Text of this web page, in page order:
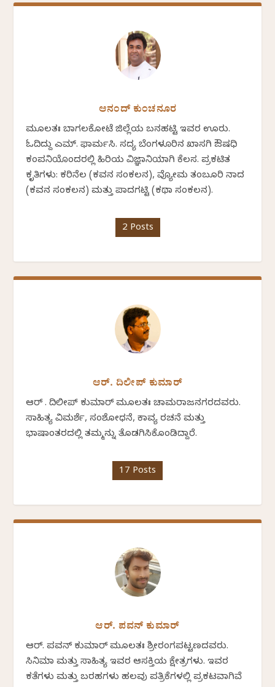
ಆನಂದ್ ಕುಂಚನೂರ
ಮೂಲತಃ ಬಾಗಲಕೋಟೆ ಜಿಲ್ಲೆಯ ಬನಹಟ್ಟಿ ಇವರ ಊರು.
ಓದಿದ್ದು ಎಮ್. ಫಾರ್ಮಸಿ. ಸದ್ಯ ಬೆಂಗಳೂರಿನ ಖಾಸಗಿ ಔಷಧಿ
ಕಂಪನಿಯೊಂದರಲ್ಲಿ ಹಿರಿಯ ವಿಜ್ಞಾನಿಯಾಗಿ ಕೆಲಸ. ಪ್ರಕಟಿತ
ಕೃತಿಗಳು: ಕರಿನೆಲ (ಕವನ ಸಂಕಲನ), ವ್ಯೋಮ ತಂಬೂರಿ ನಾದ
(ಕವನ ಸಂಕಲನ) ಮತ್ತು ಪಾದಗಟ್ಟಿ (ಕಥಾ ಸಂಕಲನ).
2 Posts
ಆರ್. ದಿಲೀಪ್ ಕುಮಾರ್
ಆರ್ . ದಿಲೀಪ್ ಕುಮಾರ್ ಮೂಲತಃ ಚಾಮರಾಜನಗರದವರು.
ಸಾಹಿತ್ಯ ವಿಮರ್ಶೆ, ಸಂಶೋಧನೆ, ಕಾವ್ಯ ರಚನೆ ಮತ್ತು
ಭಾಷಾಂತರದಲ್ಲಿ ತಮ್ಮನ್ನು ತೊಡಗಿಸಿಕೊಂಡಿದ್ದಾರೆ.
17 Posts
ಆರ್. ಪವನ್‌ ಕುಮಾರ್‌
ಆರ್. ಪವನ್‌ ಕುಮಾರ್ ಮೂಲತಃ ಶ್ರೀರಂಗಪಟ್ಟಣದವರು.
ಸಿನಿಮಾ ಮತ್ತು ಸಾಹಿತ್ಯ ಇವರ ಆಸಕ್ತಿಯ ಕ್ಷೇತ್ರಗಳು. ಇವರ
ಕತೆಗಳು ಮತ್ತು ಬರಹಗಳು ಹಲವು ಪತ್ರಿಕೆಗಳಲ್ಲಿ ಪ್ರಕಟವಾಗಿವೆ